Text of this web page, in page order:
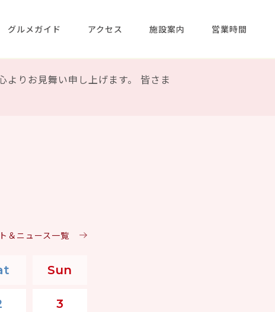
グルメガイド アクセス 施設案内 営業時間
よりお見舞い申し上げます。 皆さま
＆ニュース一覧
Sun
3